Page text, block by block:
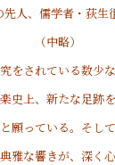
先人、儒学者・荻
（中略）
をされている数少
史上、新たな足跡
願っている。そし
雅な響きが、深く心